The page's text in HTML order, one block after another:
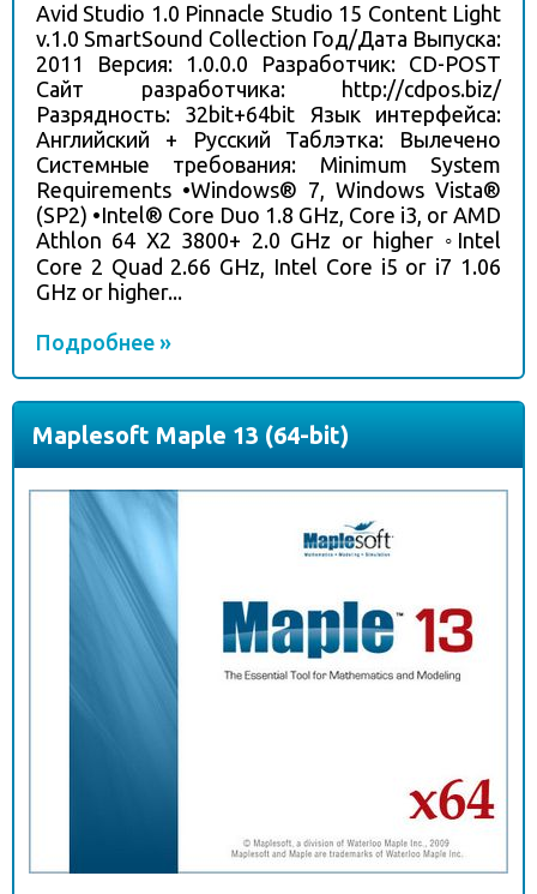
Avid Studio 1.0 Pinnacle Studio 15 Content Light
v.1.0 SmartSound Collection Год/Дата Выпуска:
2011 Версия: 1.0.0.0 Разработчик: CD-POST
Сайт разработчика: http://cdpos.biz/
Разрядность: 32bit+64bit Язык интерфейса:
Английский + Русский Таблэтка: Вылечено
Системные требования: Minimum System
Requirements •Windows® 7, Windows Vista®
(SP2) •Intel® Core Duo 1.8 GHz, Core i3, or AMD
Athlon 64 X2 3800+ 2.0 GHz or higher ◦Intel
Core 2 Quad 2.66 GHz, Intel Core i5 or i7 1.06
GHz or higher...
Подробнее »
Maplesoft Maple 13 (64-bit)